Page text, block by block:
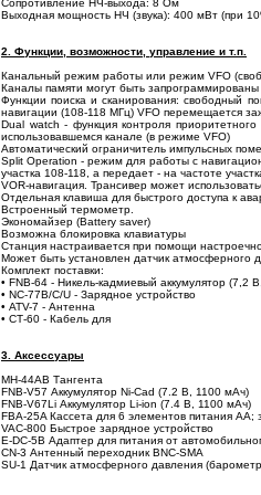
Сопротивление НЧ-выхода: 8 Ом
Выходная мощность НЧ (звука): 400 мВт (при
2. Функции, возможности, управление и т.п.
Канальный режим работы или режим VFO
Каналы памяти могут быть
Функции поиска и сканирования: свободный
навигации (108-118 МГц) VFO перемещается
Dual watch - функция контроля
использовавшемся канале (в режиме VFO)
Автоматический ограничитель импульсных
Split Operation - режим для работы с
участка 108-118, а передает - на частоте
VOR-навигация. Трансивер может
Отдельная клавиша для быстрого доступа к
Встроенный термометр.
Экономайзер (Battery saver)
Возможна блокировка клавиатуры
Станция настраивается при помощи
Может быть установлен датчик атмосферного
Комплект поставки:
• FNB-64 - Никель-кадмиевый аккумулятор (7,2
• NC-77B/C/U - Зарядное устройство
• ATV-7 - Антенна
• СТ-60 - Кабель для
3. Аксессуары
MH-44AB Тангента
FNB-V57 Аккумулятор Ni-Cad (7.2 В, 1100 мАч)
FNB-V67Li Аккумулятор Li-ion (7.4 В, 1100 мАч)
FBA-25A Кассета для 6 элементов питания АА;
VAC-800 Быстрое зарядное устройство
E-DC-5B Адаптер для питания от
CN-3 Антенный переходник BNC-SMA
SU-1 Датчик атмосферного давления